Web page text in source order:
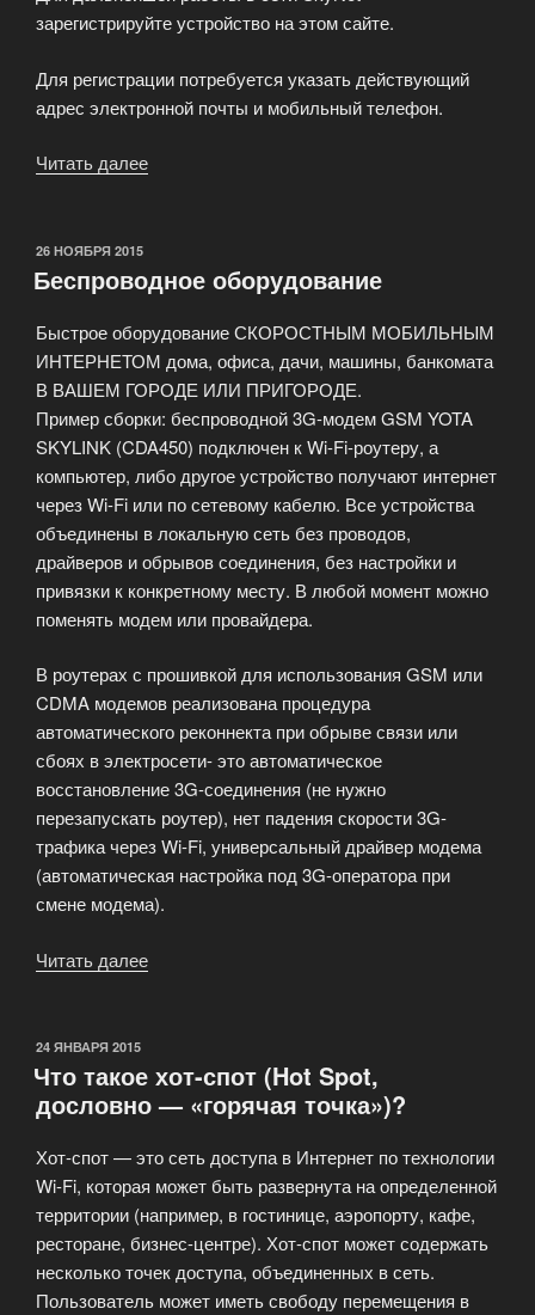
зарегистрируйте устройство на этом сайте.
Для регистрации потребуется указать действующий
адрес электронной почты и мобильный телефон.
Читать далее
ОПУБЛИКОВАНО
26 НОЯБРЯ 2015
Беспроводное оборудование
Быстрое оборудование СКОРОСТНЫМ МОБИЛЬНЫМ
ИНТЕРНЕТОМ дома, офиса, дачи, машины, банкомата
В ВАШЕМ ГОРОДЕ ИЛИ ПРИГОРОДЕ.
Пример сборки: беспроводной 3G-модем GSM YOTA
SKYLINK (CDA450) подключен к Wi-Fi-роутеру, а
компьютер, либо другое устройство получают интернет
через Wi-Fi или по сетевому кабелю. Все устройства
объединены в локальную сеть без проводов,
драйверов и обрывов соединения, без настройки и
привязки к конкретному месту. В любой момент можно
поменять модем или провайдера.
В роутерах с прошивкой для использования GSM или
CDMA модемов реализована процедура
автоматического реконнекта при обрыве связи или
сбоях в электросети- это автоматическое
восстановление 3G-соединения (не нужно
перезапускать роутер), нет падения скорости 3G-
трафика через Wi-Fi, универсальный драйвер модема
(автоматическая настройка под 3G-оператора при
смене модема).
Читать далее
ОПУБЛИКОВАНО
24 ЯНВАРЯ 2015
Что такое хот-спот (Hot Spot,
дословно — «горячая точка»)?
Хот-спот — это сеть доступа в Интернет по технологии
Wi-Fi, которая может быть развернута на определенной
территории (например, в гостинице, аэропорту, кафе,
ресторане, бизнес-центре). Хот-спот может содержать
несколько точек доступа, объединенных в сеть.
Пользователь может иметь свободу перемещения в